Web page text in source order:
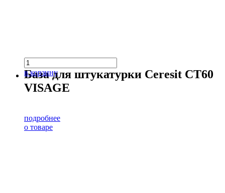
в корзину
База для штукатурки Ceresit CT60
VISAGE
подробнее
о товаре